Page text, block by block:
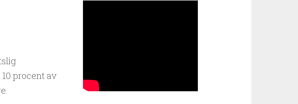
procent av